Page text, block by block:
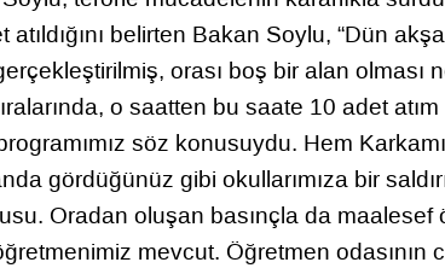
belirten Bakan Soylu, “Dün
orası boş bir alan olması
o saatten bu saate 10 adet atım
söz konusuydu. Hem
gördüğünüz gibi okullarımıza bir
Oradan oluşan basınçla da maalesef
mevcut. Öğretmen odasının